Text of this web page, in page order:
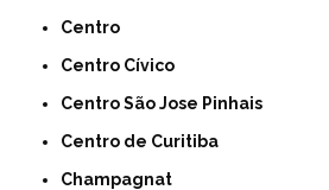
Centro
Centro Cívico
Centro São Jose Pinhais
Centro de Curitiba
Champagnat